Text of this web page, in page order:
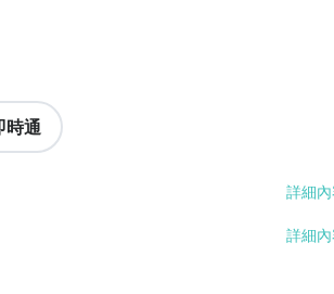
時通